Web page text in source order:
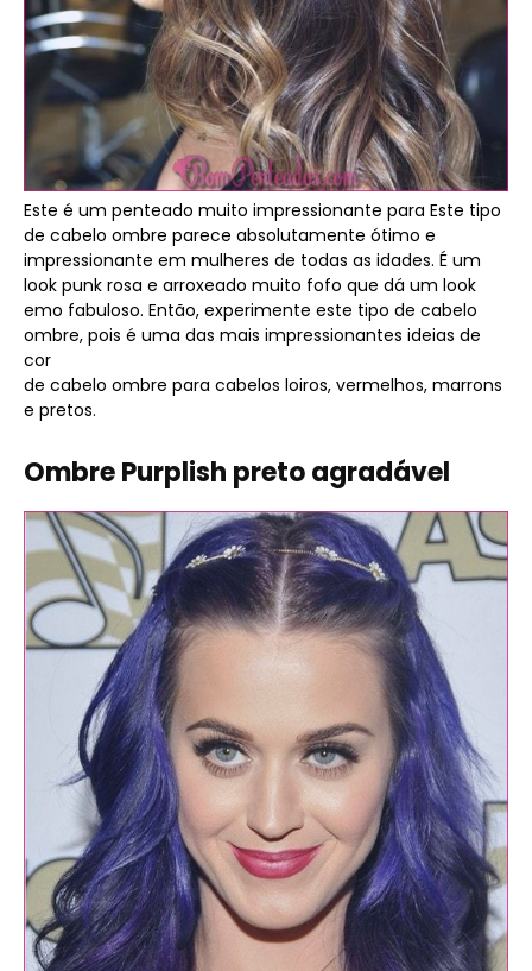
Este é um penteado muito impressionante para Este tipo
de cabelo ombre parece absolutamente ótimo e
impressionante em mulheres de todas as idades. É um
look punk rosa e arroxeado muito fofo que dá um look
emo fabuloso. Então, experimente este tipo de cabelo
ombre, pois é uma das mais impressionantes ideias de
cor
de cabelo ombre para cabelos loiros, vermelhos, marrons
e pretos.
Ombre Purplish preto agradável